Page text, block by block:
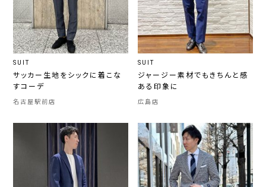
SUIT
サッカー生地をシックに着こな
すコーデ
名古屋駅前店
SUIT
ジャージー素材でもきちんと感
ある印象に
広島店